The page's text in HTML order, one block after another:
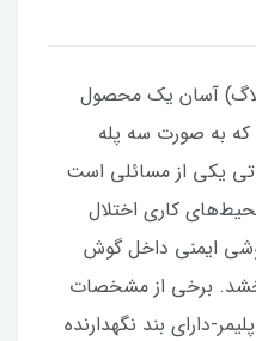
آسان یک محصول
که به صورت سه پله
یکی از مسائلی است
کاری اختلال
ایمنی داخل گوش
برخی از مشخصات
دارای بند نگهدارنده